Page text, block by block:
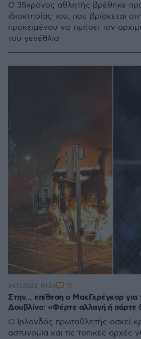
O 35χρονος αθλητής βρέθηκε
ιδιοκτησίας του, που βρίσκεται
προκειμένου να τιμήσει τον
του γενέθλια
Στην... επίθεση ο ΜακΓκρέγκορ για
Δουβλίνο: «Φέρτε αλλαγή ή πάρτε
Ο Ιρλανδός πρωταθλητής ασκεί
αστυνομία και τις τοπικές αρχές
24.11.2023, 01:29 15